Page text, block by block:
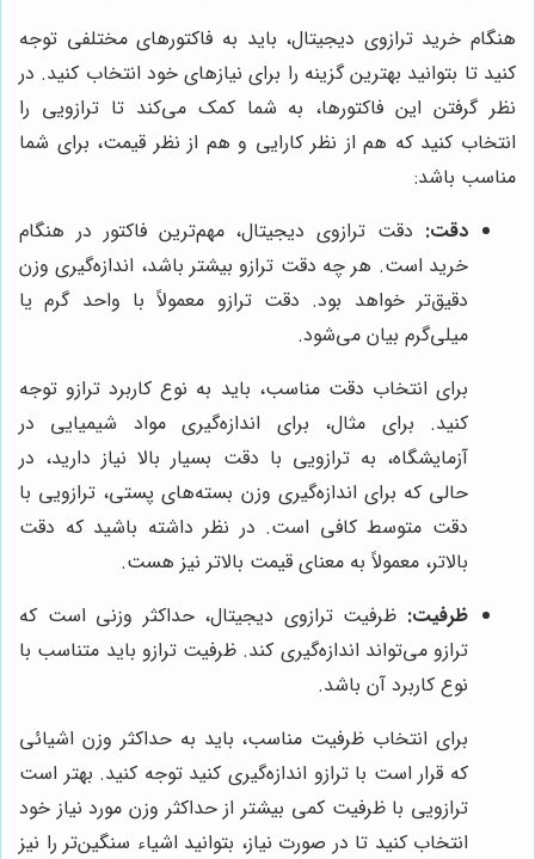
هنگام خرید ترازوی دیجیتال، باید به فاکتورهای مختلفی توجه
کنید تا بتوانید بهترین گزینه را برای نیازهای خود انتخاب کنید. در
نظر گرفتن این فاکتورها، به شما کمک می‌کند تا ترازویی را
انتخاب کنید که هم از نظر کارایی و هم از نظر قیمت، برای شما
مناسب باشد:
دقت: دقت ترازوی دیجیتال، مهم‌ترین فاکتور در هنگام
خرید است. هر چه دقت ترازو بیشتر باشد، اندازه‌گیری وزن
دقیق‌تر خواهد بود. دقت ترازو معمولاً با واحد گرم یا
میلی‌گرم بیان می‌شود.
برای انتخاب دقت مناسب، باید به نوع کاربرد ترازو توجه
کنید. برای مثال، برای اندازه‌گیری مواد شیمیایی در
آزمایشگاه، به ترازویی با دقت بسیار بالا نیاز دارید، در
حالی که برای اندازه‌گیری وزن بسته‌های پستی، ترازویی با
دقت متوسط کافی است. در نظر داشته باشید که دقت
بالاتر، معمولاً به معنای قیمت بالاتر نیز هست.
ظرفیت: ظرفیت ترازوی دیجیتال، حداکثر وزنی است که
ترازو می‌تواند اندازه‌گیری کند. ظرفیت ترازو باید متناسب با
نوع کاربرد آن باشد.
برای انتخاب ظرفیت مناسب، باید به حداکثر وزن اشیائی
که قرار است با ترازو اندازه‌گیری کنید توجه کنید. بهتر است
ترازویی با ظرفیت کمی بیشتر از حداکثر وزن مورد نیاز خود
انتخاب کنید تا در صورت نیاز، بتوانید اشیاء سنگین‌تر را نیز